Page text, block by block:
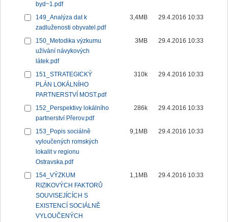
byd~1.pdf
149_Analýza dat k
zadluženosti obyvatel.pdf
3,4MB 29.4.2016 10:33
150_Metodika výzkumu
užívání návykových
látek.pdf
3MB 29.4.2016 10:33
151_STRATEGICKÝ
PLÁN LOKÁLNÍHO
PARTNERSTVÍ MOST.pdf
310k 29.4.2016 10:33
152_Perspektivy lokálního
partnerství Přerov.pdf
286k 29.4.2016 10:33
153_Popis sociálně
vyloučených romských
lokalit v regionu
Ostravska.pdf
9,1MB 29.4.2016 10:33
154_VÝZKUM
RIZIKOVÝCH FAKTORŮ
SOUVISEJÍCÍCH S
EXISTENCÍ SOCIÁLNĚ
VYLOUČENÝCH
1,1MB 29.4.2016 10:33